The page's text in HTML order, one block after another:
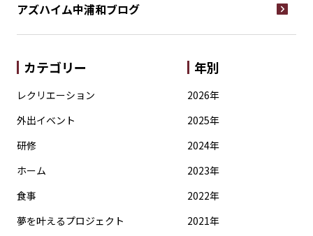
アズハイム中浦和ブログ
カテゴリー
レクリエーション
外出イベント
研修
ホーム
食事
夢を叶えるプロジェクト
年別
2026年
2025年
2024年
2023年
2022年
2021年